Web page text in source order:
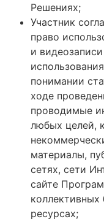
Решениях;
Участник
право
и
понимании
ходе
проводимые
любых целей,
материалы,
сетях, сети
сайте
ресурсах;